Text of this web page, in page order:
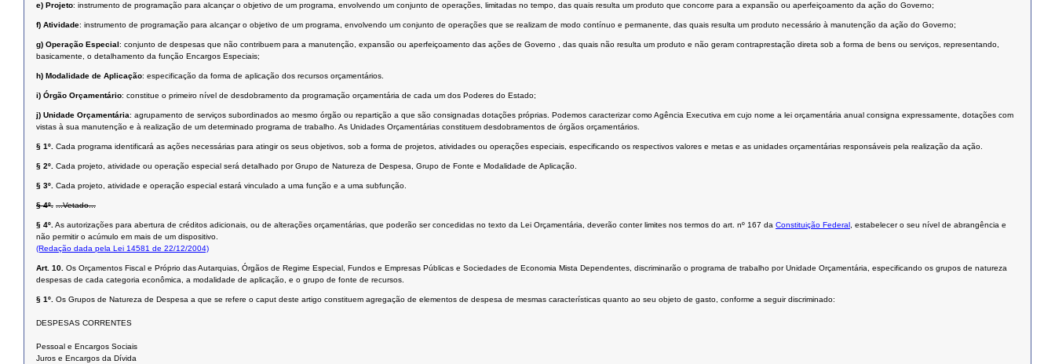
e) Projeto: instrumento de programação para alcançar o objetivo de um programa, envolvendo um conjunto de operações, limitadas no tempo, das quais resulta um produto que concorre para a expansão ou aperfeiçoamento da ação do Governo;
f) Atividade: instrumento de programação para alcançar o objetivo de um programa, envolvendo um conjunto de operações que se realizam de modo contínuo e permanente, das quais resulta um produto necessário à manutenção da ação do Governo;
g) Operação Especial : conjunto de despesas que não contribuem para a manutenção, expansão ou aperfeiçoamento das ações de Governo , das quais não resulta um produto e não geram contraprestação direta sob a forma de bens ou serviços, representando,
basicamente, o detalhamento da função Encargos Especiais;
h) Modalidade de Aplicação: especificação da forma de aplicação dos recursos orçamentários.
i) Órgão Orçamentário: constitue o primeiro nível de desdobramento da programação orçamentária de cada um dos Poderes do Estado;
j) Unidade Orçamentária: agrupamento de serviços subordinados ao mesmo órgão ou repartição a que são consignadas dotações próprias. Podemos caracterizar como Agência Executiva em cujo nome a lei orçamentária anual consigna expressamente, dotações com
vistas à sua manutenção e à realização de um determinado programa de trabalho. As Unidades Orçamentárias constituem desdobramentos de órgãos orçamentários.
§ 1º. Cada programa identificará as ações necessárias para atingir os seus objetivos, sob a forma de projetos, atividades ou operações especiais, especificando os respectivos valores e metas e as unidades orçamentárias responsáveis pela realização da ação.
§ 2º. Cada projeto, atividade ou operação especial será detalhado por Grupo de Natureza de Despesa, Grupo de Fonte e Modalidade de Aplicação.
§ 3º. Cada projeto, atividade e operação especial estará vinculado a uma função e a uma subfunção.
§ 4º. ...Vetado...
§ 4º.As autorizações para abertura de créditos adicionais, ou de alterações orçamentárias, que poderão ser concedidas no texto da Lei Orçamentária, deverão conter limites nos termos do art. nº 167 da Constituição Federal , estabelecer o seu nível de abrangência e
não permitir o acúmulo em mais de um dispositivo.
(Redação dada pela Lei 14581 de 22/12/2004)
Art. 10. Os Orçamentos Fiscal e Próprio das Autarquias, Órgãos de Regime Especial, Fundos e Empresas Públicas e Sociedades de Economia Mista Dependentes, discriminarão o programa de trabalho por Unidade Orçamentária, especificando os grupos de natureza
despesas de cada categoria econômica, a modalidade de aplicação, e o grupo de fonte de recursos.
§ 1º. Os Grupos de Natureza de Despesa a que se refere o caput deste artigo constituem agregação de elementos de despesa de mesmas características quanto ao seu objeto de gasto, conforme a seguir discriminado:
DESPESAS CORRENTES
Pessoal e Encargos Sociais
Juros e Encargos da Dívida